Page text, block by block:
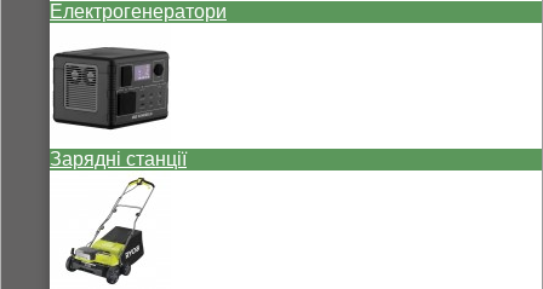
Електрогенератори
Зарядні станції